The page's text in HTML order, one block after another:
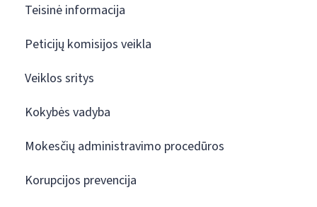
Teisinė informacija
Peticijų komisijos veikla
Veiklos sritys
Kokybės vadyba
Mokesčių administravimo procedūros
Korupcijos prevencija